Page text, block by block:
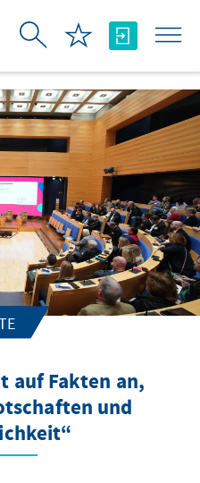
auf Fakten an,
und